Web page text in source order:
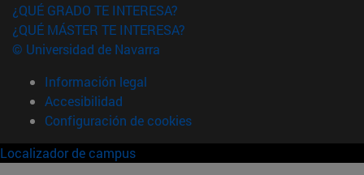
¿QUÉ GRADO TE INTERESA?
¿QUÉ MÁSTER TE INTERESA?
© Universidad de Navarra
Información legal
Accesibilidad
Configuración de cookies
Localizador de campus